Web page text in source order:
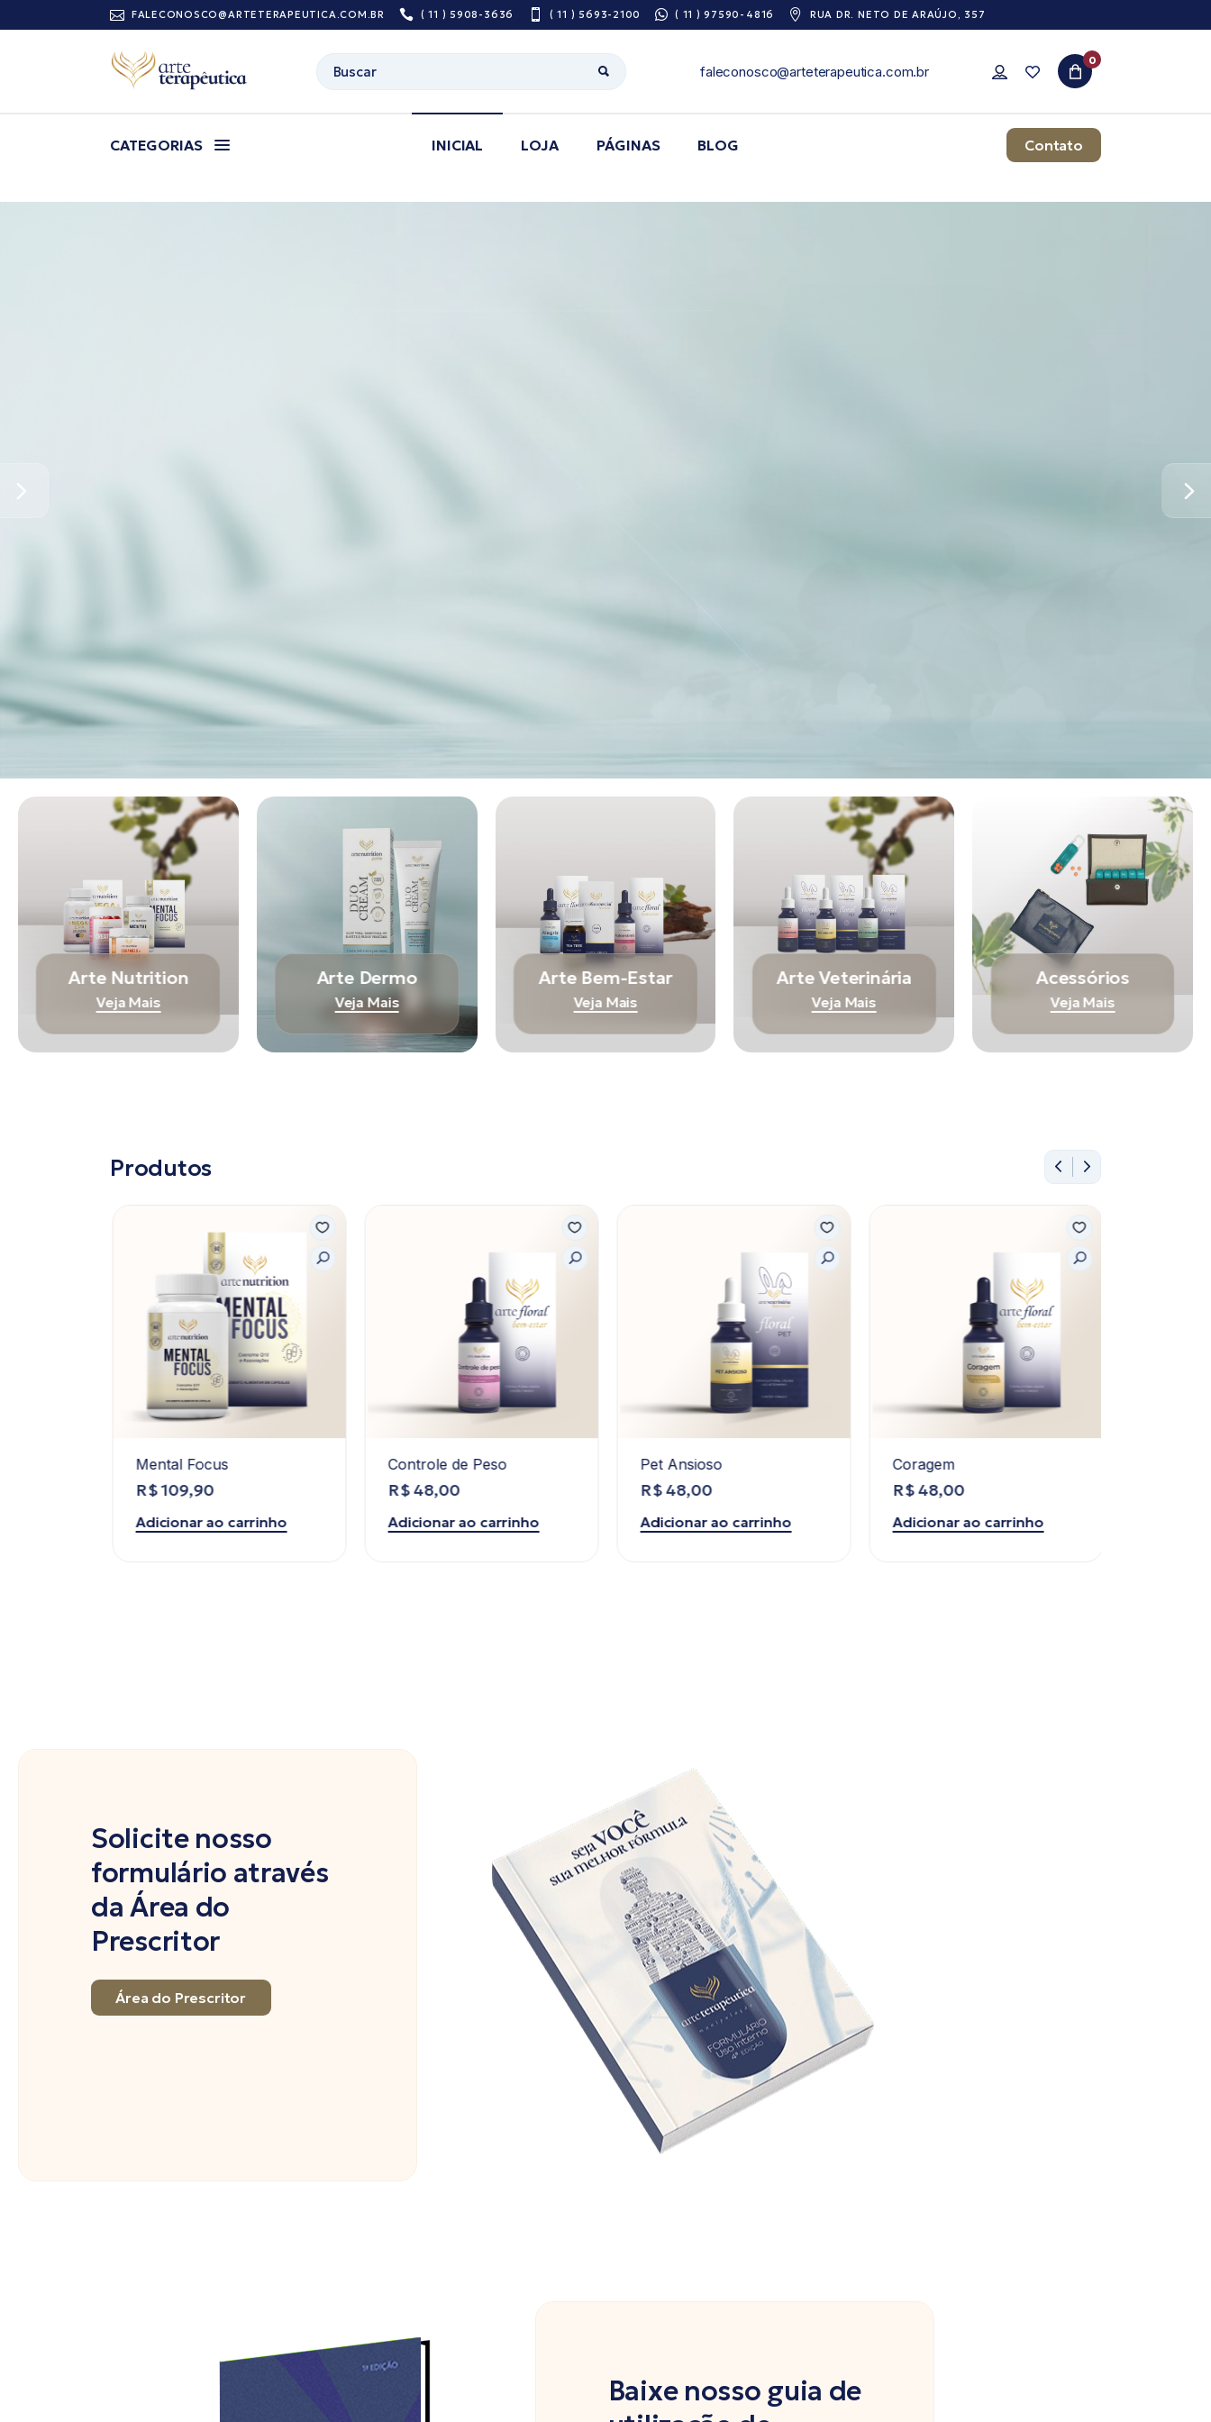
FALECONOSCO@ARTETERAPEUTICA.COM.BR ( 11 ) 5908-3636 ( 11 ) 5693-2100 ( 11 ) 97590-4816 RUA DR. NETO DE ARAÚJO, 357
faleconosco@arteterapeutica.com.br
0
CATEGORIAS INICIAL LOJA PÁGINAS BLOG Contato
Arte Nutrition
Veja Mais
Arte Dermo
Veja Mais
Arte Bem-Estar
Veja Mais
Arte Veterinária
Veja Mais
Acessórios
Veja Mais
Produtos
Mental Focus
R$109,90
Adicionar ao carrinho
Controle de Peso
R$48,00
Adicionar ao carrinho
Pet Ansioso
R$48,00
Adicionar ao carrinho
Coragem
R$48,00
Adicionar ao carrinho
Solicite nosso
formulário através
da Área do
Prescritor
Área do Prescritor
Baixe nosso guia de